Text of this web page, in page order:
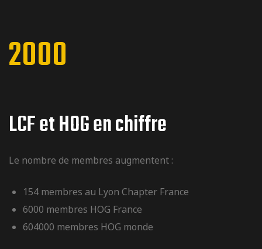
2000
LCF et HOG en chiffre
Le nombre de membres augmentent :
154 membres au Lyon Chapter France
6000 membres HOG France
604000 membres HOG monde